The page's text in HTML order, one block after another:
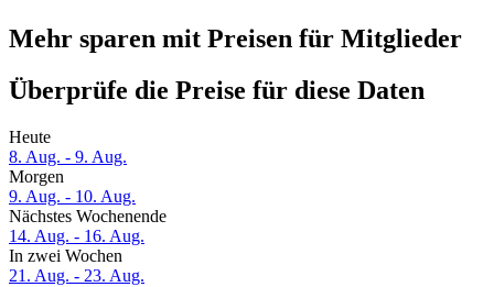
Mehr sparen mit Preisen für Mitglieder
Überprüfe die Preise für diese Daten
Heute
8. Aug. - 9. Aug.
Morgen
9. Aug. - 10. Aug.
Nächstes Wochenende
14. Aug. - 16. Aug.
In zwei Wochen
21. Aug. - 23. Aug.